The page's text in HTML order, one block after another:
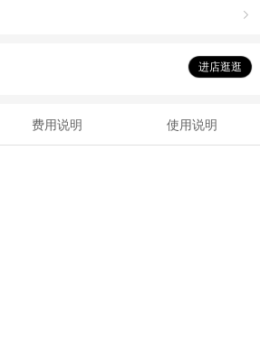

进店逛逛
费用说明 使用说明